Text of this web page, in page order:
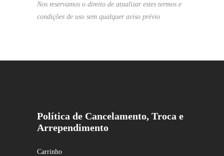
Nos reservamos o direito de atualizar estes termos e
condições de uso sem qualquer aviso prévio
Política de Cancelamento, Troca e
Arrependimento
Carrinho